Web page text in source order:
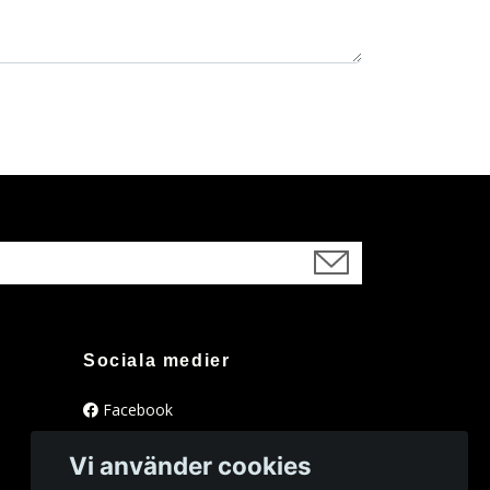
Sociala medier
Facebook
YouTube
Vi använder cookies